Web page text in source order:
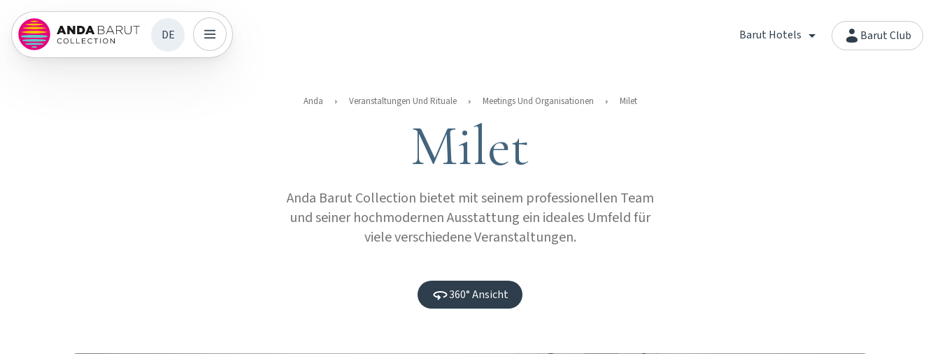
DE Barut Hotels Barut Club
Anda Veranstaltungen Und Rituale Meetings Und Organisationen Milet
Milet
Anda Barut Collection bietet mit seinem professionellen Team
und seiner hochmodernen Ausstattung ein ideales Umfeld für
viele verschiedene Veranstaltungen.
360° Ansicht